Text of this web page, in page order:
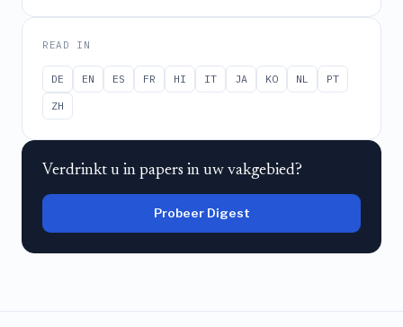
READ IN
DE EN ES FR HI IT JA KO NL
PT
ZH
Verdrinkt u in papers in uw vakgebied?
Probeer Digest